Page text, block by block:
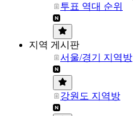
투표 역대 순위
지역 게시판
서울/경기 지역방
강원도 지역방